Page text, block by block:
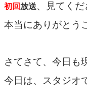
初回 放送、見てくだ
本当にありがとう
さてさて、今日も
今日は、スタジオ